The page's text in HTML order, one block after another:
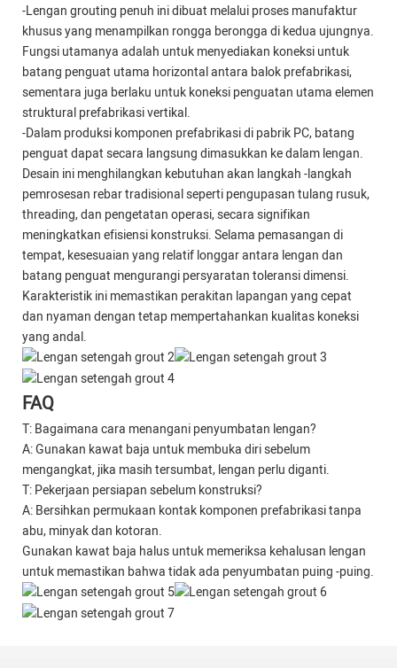
-Lengan grouting penuh ini dibuat melalui proses manufaktur
khusus yang menampilkan rongga berongga di kedua ujungnya.
Fungsi utamanya adalah untuk menyediakan koneksi untuk
batang penguat utama horizontal antara balok prefabrikasi,
sementara juga berlaku untuk koneksi penguatan utama elemen
struktural prefabrikasi vertikal.
-Dalam produksi komponen prefabrikasi di pabrik PC, batang
penguat dapat secara langsung dimasukkan ke dalam lengan.
Desain ini menghilangkan kebutuhan akan langkah -langkah
pemrosesan rebar tradisional seperti pengupasan tulang rusuk,
threading, dan pengetatan operasi, secara signifikan
meningkatkan efisiensi konstruksi. Selama pemasangan di
tempat, kesesuaian yang relatif longgar antara lengan dan
batang penguat mengurangi persyaratan toleransi dimensi.
Karakteristik ini memastikan perakitan lapangan yang cepat
dan nyaman dengan tetap mempertahankan kualitas koneksi
yang andal.
FAQ
T: Bagaimana cara menangani penyumbatan lengan?
A: Gunakan kawat baja untuk membuka diri sebelum
mengangkat, jika masih tersumbat, lengan perlu diganti.
T: Pekerjaan persiapan sebelum konstruksi?
A: Bersihkan permukaan kontak komponen prefabrikasi tanpa
abu, minyak dan kotoran.
Gunakan kawat baja halus untuk memeriksa kehalusan lengan
untuk memastikan bahwa tidak ada penyumbatan puing -puing.